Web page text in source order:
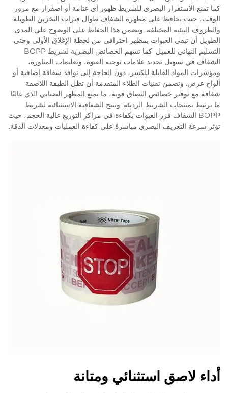
كما تمنع الاستقرار البصري للشريط ظهور أي عتامة أو اصفرار مع مرور
الوقت، حيث يحافظ على مظهره الشفاف طوال فترات التخزين الطويلة
والظروف البيئية المختلفة. ويضمن هذا الحفاظ على الوضوح على المدى
الطويل أن تبقى العبوات بمظهر احترافي من لحظة الإغلاق الأولي وحتى
التسليم النهائي للعميل. كما تسهم الخصائص البصرية لشريط BOPP
الشفاف في تسهيل تحديد علامات توجيه العبوة، وتعليمات المناورة،
ومؤشرات المواد القابلة للكسر، دون الحاجة إلى نوافذ شفافة إضافية أو
ألواح عرض. وتضمن تقنيات الطلاء المتقدمة أن تظل الطبقة اللاصقة
شفافة مع توفير خصائص التصاق قوية، ما يمنع المظهر الضبابي الذي غالبًا
ما يرتبط بمنتجات الشريط الرديئة. وتتيح الشفافية الاستثنائية لشريط
BOPP الشفاف فرز العبوات بكفاءة في مراكز التوزيع عالية الحجم، حيث
تؤثر سرعة التعريف البصري مباشرةً على كفاءة العمليات ومعدلات الدقة.
أداء لاصق استثنائي ومتانة